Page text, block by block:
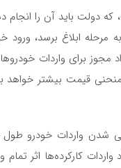
که دولت باید آن را
ابلاغ برسد، ورود
مجوز برای واردات
قیمت بیشتر
شدن واردات خودرو
واردات کارکرده‌ها اثر